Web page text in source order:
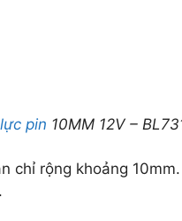
pin 10MM 12V –
chỉ rộng khoảng 10mm.